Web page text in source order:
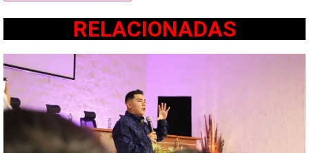
RELACIONADAS